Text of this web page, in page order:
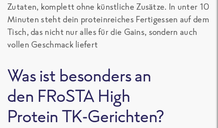
Zutaten, komplett ohne künstliche Zusätze. In unter 10
Minuten steht dein proteinreiches Fertigessen auf dem
Tisch, das nicht nur alles für die Gains, sondern auch
vollen Geschmack liefert
Was ist besonders an
den FRoSTAHigh
Protein TK-Gerichten?